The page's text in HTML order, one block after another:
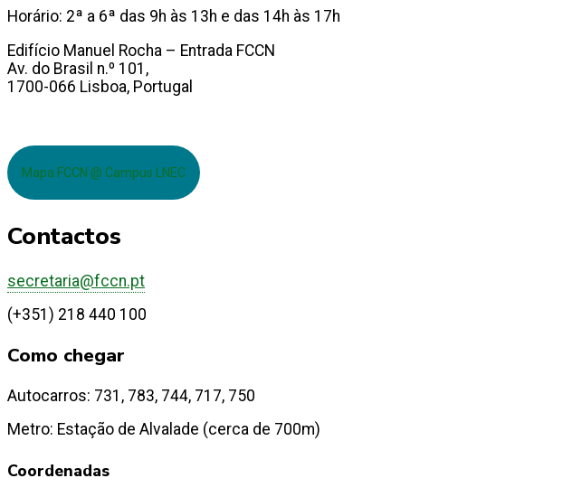
Horário: 2ª a 6ª das 9h às 13h e das 14h às 17h
Edifício Manuel Rocha – Entrada FCCN
Av. do Brasil n.º 101,
1700-066 Lisboa, Portugal
Mapa FCCN @ Campus LNEC
Contactos
secretaria@fccn.pt
(+351) 218 440 100
Como chegar
Autocarros: 731, 783, 744, 717, 750
Metro: Estação de Alvalade (cerca de 700m)
Coordenadas